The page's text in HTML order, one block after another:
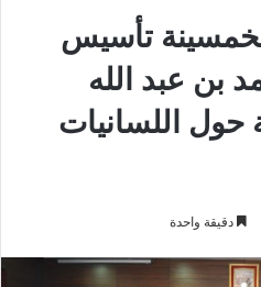
تأسيس
بن عبد الله
حول اللسانيات
دقيقة واحدة